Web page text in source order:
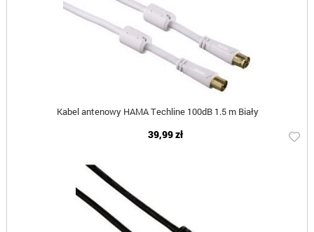
Kabel antenowy HAMA Techline 100dB 1.5 m Biały
39,99 zł